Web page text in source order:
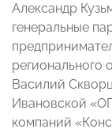
Александр
генеральные
Василий
Ивановской
компаний